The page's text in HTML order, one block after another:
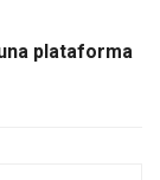
plataforma